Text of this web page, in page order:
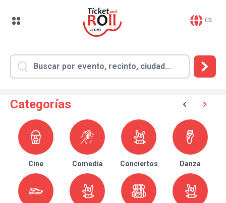
ES
Categorías
Cine Comedia Conciertos Danza